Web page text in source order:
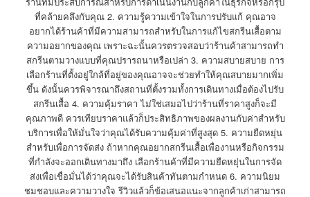
ที่คล้ายคลึงกับคุณ 2. ความรู้ความเข้าใจในการปรับแก้ คุณอาจ
อยากได้ร้านค้าที่มีความสามารถสำหรับในการแก้ไขสกรีนเสื้อตาม
ความอยากของคุณ เพราะฉะนั้นควรตรวจสอบว่าร้านค้าสามารถทำ
สกรีนตามวางแบบที่คุณปรารถนาหรือเปล่า 3. ความสบายสบาย การ
เลือกร้านที่ตั้งอยู่ใกล้ที่อยู่ของคุณอาจจะช่วยทำให้คุณสบายมากเพิ่ม
ขึ้น ดังนั้นควรพิจารณาถึงสถานที่ตั้งรวมทั้งการเดินทางเมื่อต้องไปรับ
สกรีนเสื้อ 4. ความคุ้มราคา ไม่ใช่เสมอไปว่าร้านที่ราคาสูงก็จะมี
คุณภาพดี ควรเทียบราคาแล้วก็ประสิทธิภาพของผลงานกับค่าสำหรับ
บริการเพื่อให้มั่นใจว่าคุณได้รับความคุ้มค่าที่สูงสุด 5. ความยืดหยุ่น
สำหรับเพื่อการจัดส่ง ถ้าหากคุณอยากสกรีนเสื้อเพื่องานหรือกิจกรรม
ที่กำลังจะออกเดินทางมาถึง เลือกร้านค้าที่มีความยืดหยุ่นในการจัด
ส่งเพื่อเชื่อมั่นได้ว่าคุณจะได้รับสินค้าทันตามกำหนด 6. ความนิยม
ชมชอบและความวางใจ รีวิวแล้วก็ข้อเสนอแนะจากลูกค้าเก่าสามารถ